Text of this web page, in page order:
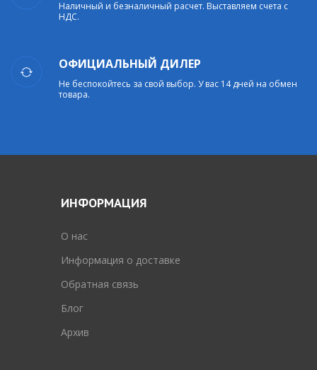
Наличный и безналичный расчет. Выставляем счета с
НДС.
ОФИЦИАЛЬНЫЙ ДИЛЕР
Не беспокойтесь за свой выбор. У вас 14 дней на обмен
товара.
ИНФОРМАЦИЯ
O нас
Информация о доставке
Обратная связь
Блог
Архив